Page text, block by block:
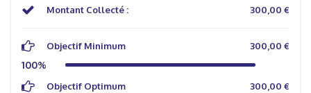
Montant Collecté : 300,00 €
Objectif Minimum 300,00 €
100%
Objectif Optimum 300,00 €